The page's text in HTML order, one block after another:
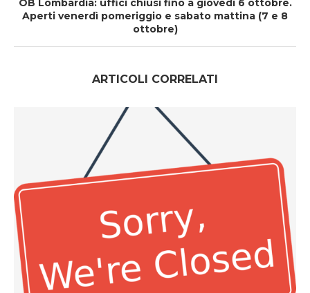
OB Lombardia: uffici chiusi fino a giovedì 6 ottobre.
Aperti venerdì pomeriggio e sabato mattina (7 e 8
ottobre)
ARTICOLI CORRELATI